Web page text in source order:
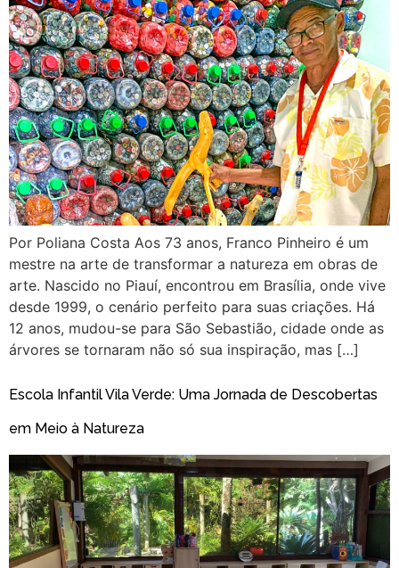
Por Poliana Costa Aos 73 anos, Franco Pinheiro é um
mestre na arte de transformar a natureza em obras de
arte. Nascido no Piauí, encontrou em Brasília, onde vive
desde 1999, o cenário perfeito para suas criações. Há
12 anos, mudou-se para São Sebastião, cidade onde as
árvores se tornaram não só sua inspiração, mas […]
Escola Infantil Vila Verde: Uma Jornada de Descobertas
em Meio à Natureza